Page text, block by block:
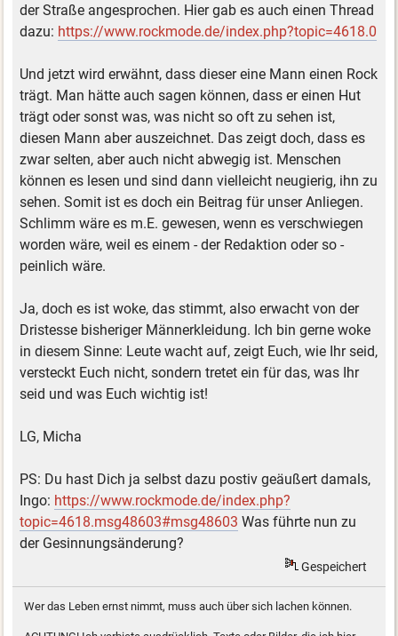
der Straße angesprochen. Hier gab es auch einen Thread
dazu: https://www.rockmode.de/index.php?topic=4618.0
Und jetzt wird erwähnt, dass dieser eine Mann einen Rock
trägt. Man hätte auch sagen können, dass er einen Hut
trägt oder sonst was, was nicht so oft zu sehen ist,
diesen Mann aber auszeichnet. Das zeigt doch, dass es
zwar selten, aber auch nicht abwegig ist. Menschen
können es lesen und sind dann vielleicht neugierig, ihn zu
sehen. Somit ist es doch ein Beitrag für unser Anliegen.
Schlimm wäre es m.E. gewesen, wenn es verschwiegen
worden wäre, weil es einem - der Redaktion oder so -
peinlich wäre.
Ja, doch es ist woke, das stimmt, also erwacht von der
Dristesse bisheriger Männerkleidung. Ich bin gerne woke
in diesem Sinne: Leute wacht auf, zeigt Euch, wie Ihr seid,
versteckt Euch nicht, sondern tretet ein für das, was Ihr
seid und was Euch wichtig ist!
LG, Micha
PS: Du hast Dich ja selbst dazu postiv geäußert damals,
Ingo: https://www.rockmode.de/index.php?
topic=4618.msg48603#msg48603 Was führte nun zu
der Gesinnungsänderung?
Gespeichert
Wer das Leben ernst nimmt, muss auch über sich lachen können.